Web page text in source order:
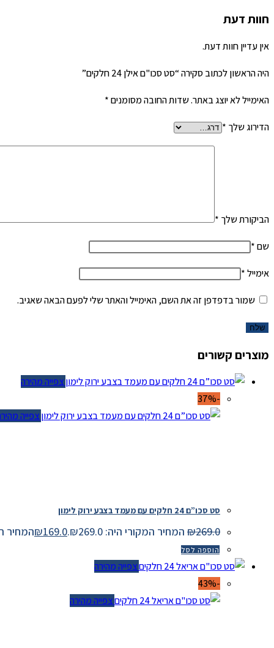
חוות דעת
אין עדיין חוות דעת.
היה הראשון לכתוב סקירה “סט סכו"ם אילן 24 חלקים”
האימייל לא יוצג באתר.שדות החובה מסומנים*
הדירוג שלך*
הביקורת שלך*
שם*
אימייל*
שמור בדפדפן זה את השם, האימייל והאתר שלי לפעם הבאה שאגיב.
מוצרים קשורים
צפייה מהירה
צפייה מהירה
סט סכו”ם 24 חלקים עם מעמד בצבע ירוק לימון
₪269.0 המחיר המקורי היה: ₪269.0. ₪169.0 המחיר
הוספה לסל
צפייה מהירה
צפייה מהירה